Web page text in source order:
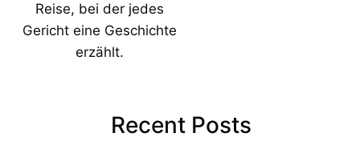
Reise, bei der jedes
Gericht eine Geschichte
erzählt.
Recent Posts